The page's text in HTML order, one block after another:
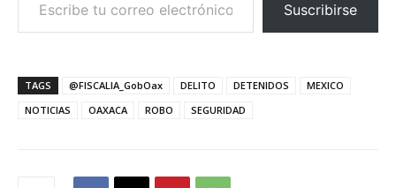
Suscribirse
TAGS @FISCALIA_GobOax DELITO DETENIDOS
MEXICO
NOTICIAS
OAXACA ROBO SEGURIDAD